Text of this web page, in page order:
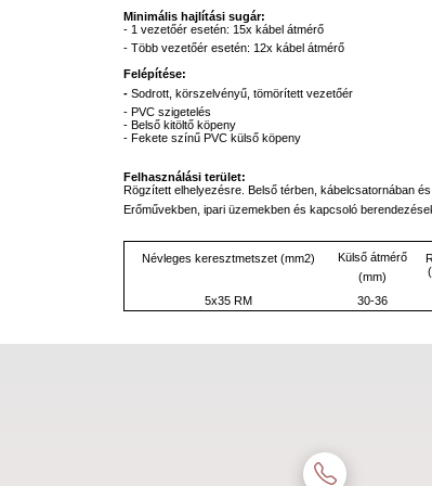
Minimális hajlítási sugár:
- 1 vezetőér esetén: 15x kábel átmérő
- Több vezetőér esetén: 12x kábel átmérő
Felépítése:
- Sodrott, körszelvényű, tömörített vezetőér
- PVC szigetelés
- Belső kitöltő köpeny
- Fekete színű PVC külső köpeny
Felhasználási terület:
Rögzített elhelyezésre. Belső térben, kábelcsatornában és
Erőművekben, ipari üzemekben és kapcsoló
Névleges keresztmetszet (mm2)
Külső átmérő
(mm)
5x35 RM 30-36